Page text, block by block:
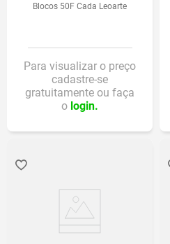
Blocos 50F Cada Leoarte
Para visualizar o preço
cadastre-se
gratuitamente ou faça
o login.